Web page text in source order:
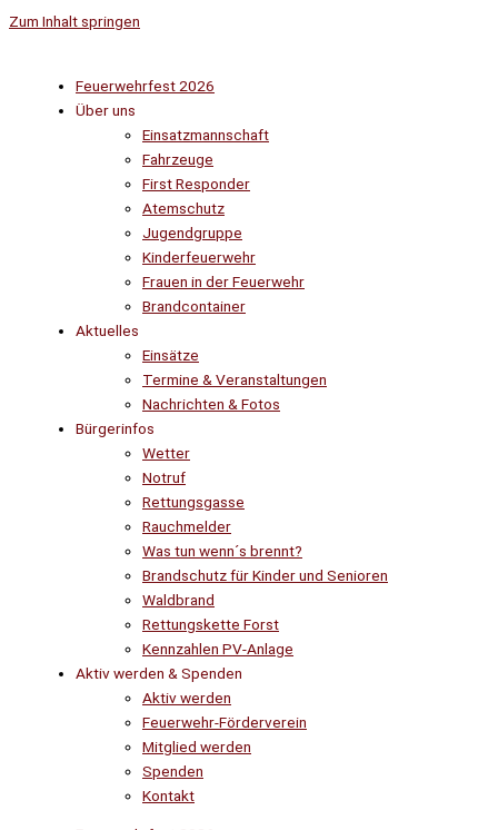
Zum Inhalt springen
Feuerwehrfest 2026
Über uns
Einsatzmannschaft
Fahrzeuge
First Responder
Atemschutz
Jugendgruppe
Kinderfeuerwehr
Frauen in der Feuerwehr
Brandcontainer
Aktuelles
Einsätze
Termine & Veranstaltungen
Nachrichten & Fotos
Bürgerinfos
Wetter
Notruf
Rettungsgasse
Rauchmelder
Was tun wenn´s brennt?
Brandschutz für Kinder und Senioren
Waldbrand
Rettungskette Forst
Kennzahlen PV-Anlage
Aktiv werden & Spenden
Aktiv werden
Feuerwehr-Förderverein
Mitglied werden
Spenden
Kontakt